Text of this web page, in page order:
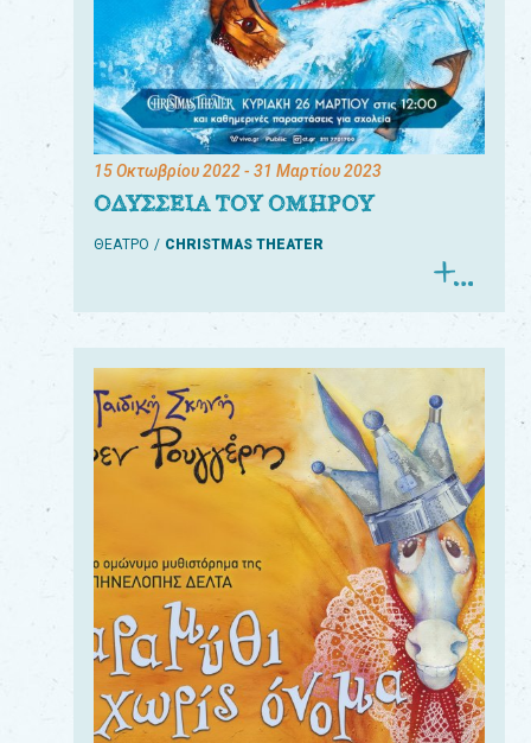
15 Οκτωβρίου 2022- 31 Μαρτίου 2023
ΟΔΥΣΣΕΙΑ ΤΟΥ ΟΜΗΡΟΥ
ΘΕΑΤΡΟ CHRISTMAS THEATER